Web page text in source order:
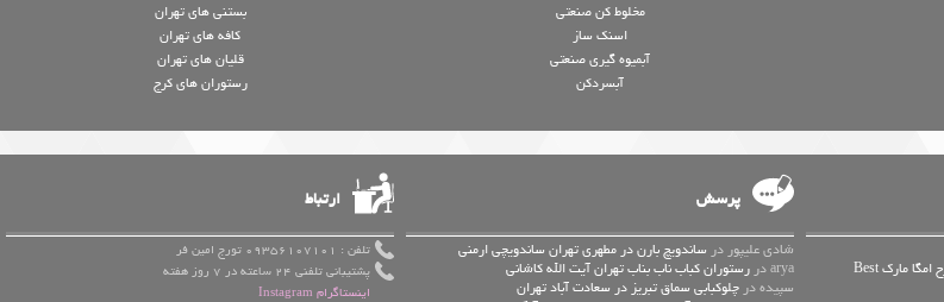
مخلوط کن صنعتی
اسنک ساز
آبمیوه گیری صنعتی
آبسردکن
بستنی های تهران
کافه های تهران
قلیان های تهران
رستوران های کرج
پرسش
شادی علیپور در ساندویچ بارن در مطهری تهران ساندویچی ارمنی
arya در
رستوران کباب ناب بناب تهران آیت الله کاشانی
سپیده در چلوکبابی سماق تبریز در سعادت آباد تهران
ارتباط
تلفن : 09356107101 تورج امین فر
پشتیبانی تلفنی 24 ساعته در 7 روز هفته
اینستاگرام Instagram